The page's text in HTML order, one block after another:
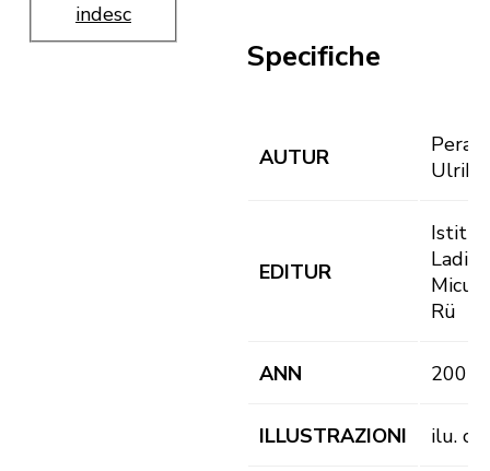
indesc
Specifiche
AUTUR
Ulrike
EDITUR
Istitut
Ladin
Rü
ANN 2001
ILLUSTRAZIONI ilu.